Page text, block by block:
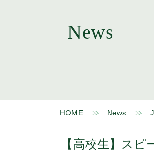
News
HOME News
【高校生】スピ